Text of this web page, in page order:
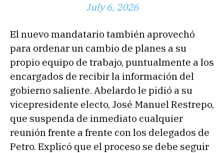
July 6, 2026
El nuevo mandatario también aprovechó
para ordenar un cambio de planes a su
propio equipo de trabajo, puntualmente a los
encargados de recibir la información del
gobierno saliente. Abelardo le pidió a su
vicepresidente electo, José Manuel Restrepo,
que suspenda de inmediato cualquier
reunión frente a frente con los delegados de
Petro. Explicó que el proceso se debe seguir